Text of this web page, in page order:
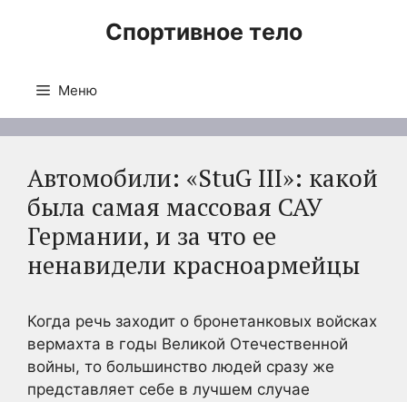
Спортивное тело
Меню
Автомобили: «StuG III»: какой
была самая массовая САУ
Германии, и за что ее
ненавидели красноармейцы
Когда речь заходит о бронетанковых войсках
вермахта в годы Великой Отечественной
войны, то большинство людей сразу же
представляет себе в лучшем случае